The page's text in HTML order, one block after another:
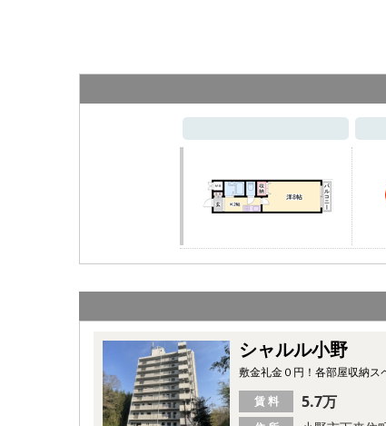
シャルル小野
敷金礼金０円！各部屋収納ス
賃 料 5.7万